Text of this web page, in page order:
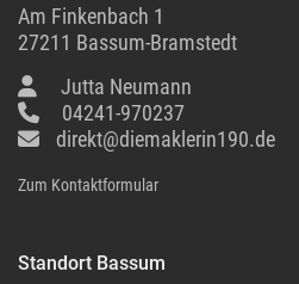
Am Finkenbach 1
27211 Bassum-Bramstedt
Jutta Neumann
04241-970237
direkt@diemaklerin190.de
Zum Kontaktformular
Standort Bassum